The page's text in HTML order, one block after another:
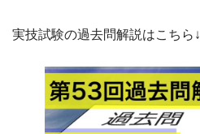
実技試験の過去問解説はこちら↓